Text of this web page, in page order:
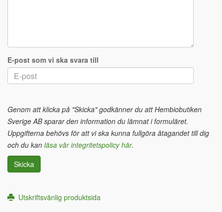
E-post som vi ska svara till
Genom att klicka på "Skicka" godkänner du att Hembiobutiken
Sverige AB sparar den information du lämnat i formuläret.
Uppgifterna behövs för att vi ska kunna fullgöra åtagandet till dig
och du kan läsa vår integritetspolicy här.
Skicka
Utskriftsvänlig produktsida